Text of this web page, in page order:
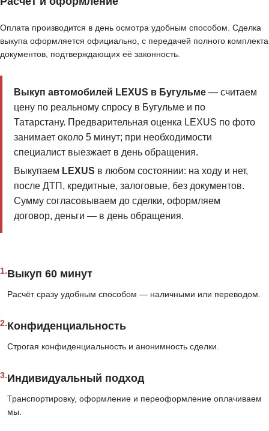
Оплата производится в день осмотра удобным способом. Сделка
выкупа оформляется официально, с передачей полного комплекта
документов, подтверждающих её законность.
Выкуп автомобилей LEXUS в Бугульме— считаем
цену по реальному спросу в Бугульме и по
Татарстану. Предварительная оценка LEXUS по фото
занимает около 5 минут; при необходимости
специалист выезжает в день обращения.
Выкупаем LEXUS в любом состоянии: на ходу и нет,
после ДТП, кредитные, залоговые, без документов.
Сумму согласовываем до сделки, оформляем
договор, деньги — в день обращения.
1.Выкуп 60 минут
Расчёт сразу удобным способом — наличными или переводом.
2.Конфиденциальность
Строгая конфиденциальность и анонимность сделки.
3.Индивидуальный подход
Транспортировку, оформление и переоформление оплачиваем
мы.